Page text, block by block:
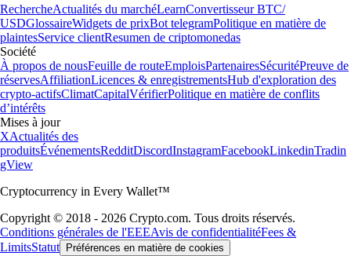
RechercheActualités du marchéLearnConvertisseur BTC/
USDGlossaireWidgets de prixBot telegramPolitique en matière de
plaintesService clientResumen de criptomonedas
Société
À propos de nousFeuille de routeEmploisPartenairesSécuritéPreuve de
réservesAffiliationLicences & enregistrementsHub d'exploration des
crypto-actifsClimatCapitalVérifierPolitique en matière de conflits
d’intérêts
Mises à jour
XActualités des
produitsÉvénementsRedditDiscordInstagramFacebookLinkedinTradin
gView
Cryptocurrency in Every Wallet™
Copyright © 2018 - 2026 Crypto.com. Tous droits réservés.
Conditions générales de l'EEEAvis de confidentialitéFees &
LimitsStatut Préférences en matière de cookies